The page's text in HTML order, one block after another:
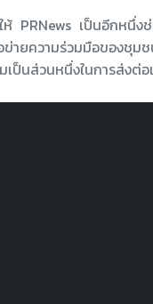
PRNews เป็นอีกหนึ่งช่
ายความร่วมมือของชุม
ป็นส่วนหนึ่งในการส่งต่